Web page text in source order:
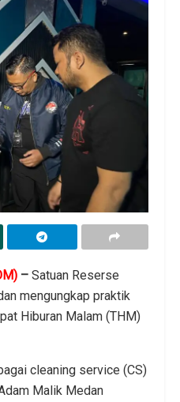
– Satuan Reserse
mengungkap praktik
Hiburan Malam (THM)
cleaning service (CS)
Malik Medan